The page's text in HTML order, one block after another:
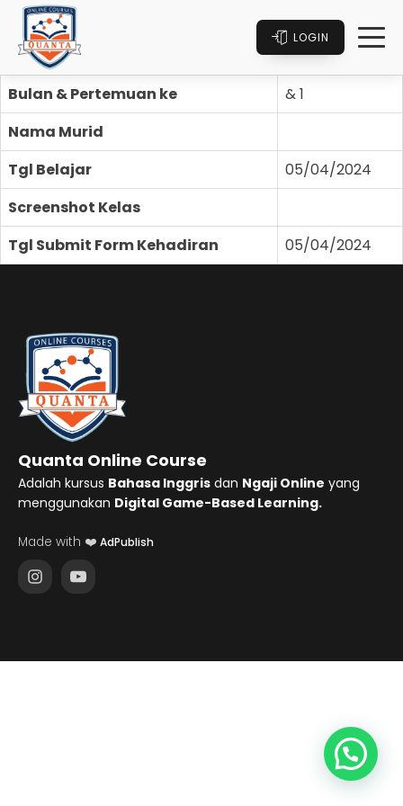
LOGIN
Bulan & Pertemuan ke
& 1
Nama Murid
Tgl Belajar
05/04/2024
Screenshot Kelas
Tgl Submit Form Kehadiran
05/04/2024
Quanta Online Course
Adalah kursus Bahasa Inggris dan Ngaji Online yang
menggunakan Digital Game-Based Learning.
Made with ❤️ AdPublish